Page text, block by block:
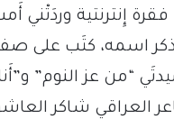
فقرة إِنترنتية وردَتْني
اسمه، كتَب على
“من عز النوم”
العراقي شاكر